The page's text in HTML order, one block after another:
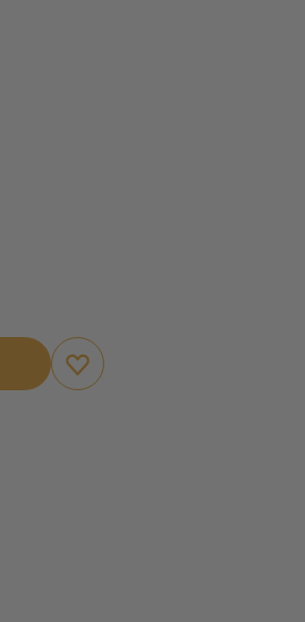
Ajouter aux favoris
Supprimer des favoris